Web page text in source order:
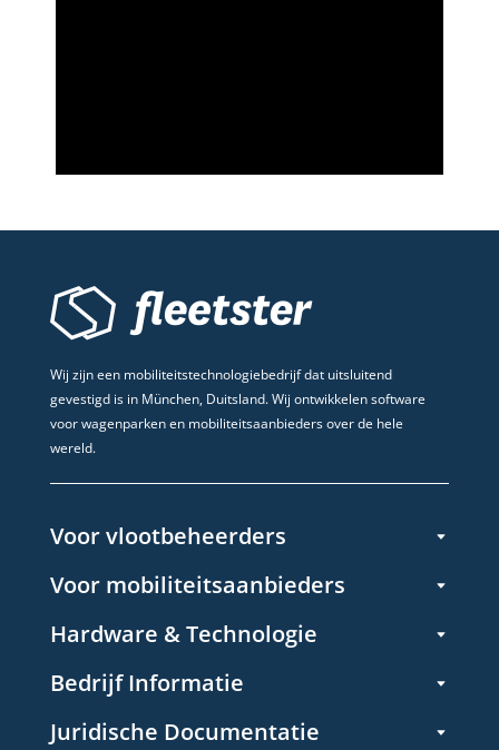
Wij zijn een mobiliteitstechnologiebedrijf dat uitsluitend
gevestigd is in München, Duitsland. Wij ontwikkelen software
voor wagenparken en mobiliteitsaanbieders over de hele
wereld.
Voor vlootbeheerders
Voor mobiliteitsaanbieders
Hardware & Technologie
Bedrijf Informatie
Juridische Documentatie